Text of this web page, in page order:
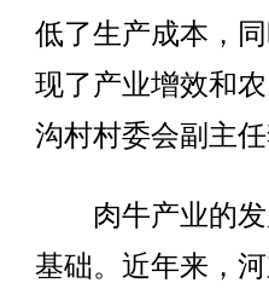
低了生产成本，
现了产业增效和
沟村村委会副主任
肉牛产业的发
基础。近年来，